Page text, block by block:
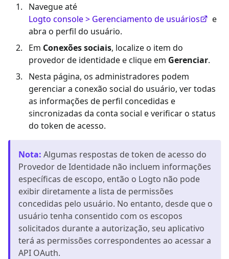
Navegue até
Logto console > Gerenciamento de usuários
e
abra o perfil do usuário.
Em Conexões sociais, localize o item do
provedor de identidade e clique em Gerenciar.
Nesta página, os administradores podem
gerenciar a conexão social do usuário, ver todas
as informações de perfil concedidas e
sincronizadas da conta social e verificar o status
do token de acesso.
Nota: Algumas respostas de token de acesso do
Provedor de Identidade não incluem informações
específicas de escopo, então o Logto não pode
exibir diretamente a lista de permissões
concedidas pelo usuário. No entanto, desde que o
usuário tenha consentido com os escopos
solicitados durante a autorização, seu aplicativo
terá as permissões correspondentes ao acessar a
API OAuth.